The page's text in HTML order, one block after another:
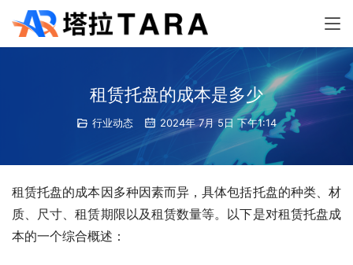
租赁托盘的成本是多少
行业动态 2024年 7月 5日 下午1:14
租赁托盘的成本因多种因素而异，具体包括托盘的种类、材
质、尺寸、租赁期限以及租赁数量等。以下是对租赁托盘成
本的一个综合概述：